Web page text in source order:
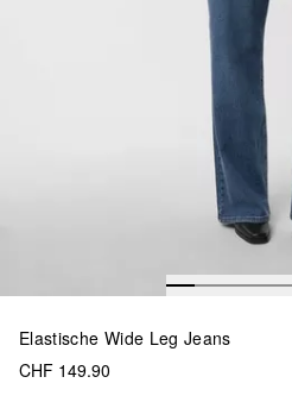
Elastische Wide Leg Jeans
CHF 149.90